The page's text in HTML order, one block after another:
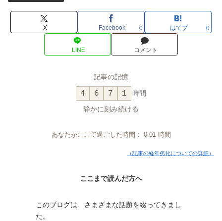
X Facebook 0 はてブ 0
LINE コメント
記事の記憶
4 6 7 1 時間
静かに刻み続ける
あなたがここで過ごした時間： 0.01時間
（記事の経年劣化についての詳細）
ここまで読んだ方へ
このブログは、さまざまな話題を綴ってきまし
た。